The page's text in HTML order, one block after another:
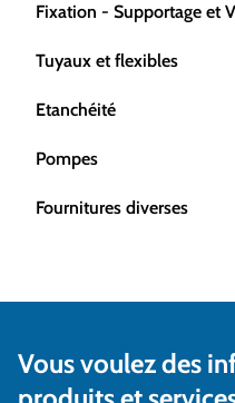
Fixation - Supportage et
Tuyaux et flexibles
Etanchéité
Pompes
Fournitures diverses
Vous voulez des